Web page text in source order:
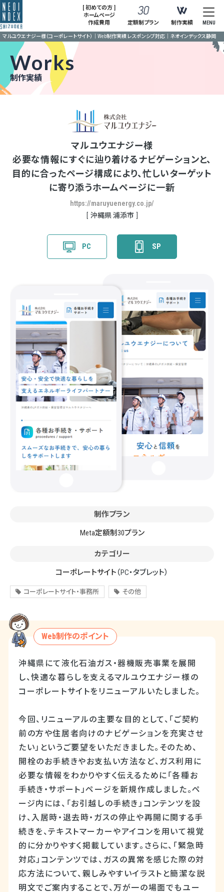
[ 初めての方 ]
ホームページ
作成費用
定額制プラン 制作実績 MENU
マルユウエナジー様（コーポレートサイト）｜Web制作実績 レスポンシブ対応｜ネオインデックス静岡
Works
制作実績
マルユウエナジー様
必要な情報にすぐに辿り着けるナビゲーションと、
目的に合ったページ構成により、忙しいターゲット
に寄り添うホームページに一新
https://maruyuenergy.co.jp/
沖縄県 浦添市
PC SP
制作プラン
Meta定額制30プラン
カテゴリー
コーポレートサイト （PC・タブレット）
コーポレートサイト・事務所 その他
Web制作のポイント
沖縄県にて液化石油ガス・器機販売事業を展開
し、快適な暮らしを支えるマルユウエナジー様の
コーポレートサイトをリニューアルいたしました。
今回、リニューアルの主要な目的として、「ご契約
前の方や住居者向けのナビゲーションを充実させ
たい」というご要望をいただきました。そのため、
開栓のお手続きやお支払い方法など、ガス利用に
必要な情報をわかりやすく伝えるために「各種お
手続き・サポート」ページを新規作成しました。ペ
ージ内には、「お引越しの手続き」コンテンツを設
け、入居時・退去時・ガスの停止や再開に関する手
続きを、テキストマーカーやアイコンを用いて視覚
的に分かりやすく掲載しています。さらに、「緊急時
対応」コンテンツでは、ガスの異常を感じた際の対
応方法について、親しみやすいイラストと簡潔な説
明文でご案内することで、万が一の場面でもユー